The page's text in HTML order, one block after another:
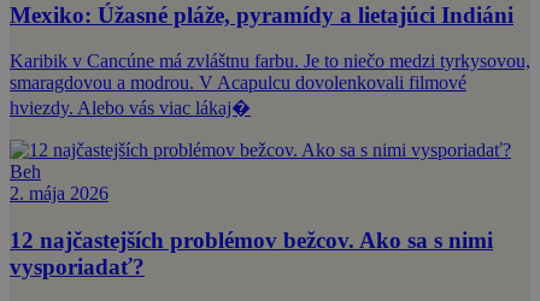
Mexiko: Úžasné pláže, pyramídy a lietajúci Indiáni
Karibik v Cancúne má zvláštnu farbu. Je to niečo medzi tyrkysovou,
smaragdovou a modrou. V Acapulcu dovolenkovali filmové
hviezdy. Alebo vás viac lákaj�
Beh
2. mája 2026
12 najčastejších problémov bežcov. Ako sa s nimi
vysporiadať?